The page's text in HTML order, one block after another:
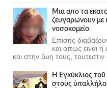
Μια απο τα
ζευγαρωνουν με
νοσοκομείο
Επισης
και οπως ειναι η
και στην ζωη τους, τουτεστιν
Ἡ Ἐγκύκλιος
στοὺς